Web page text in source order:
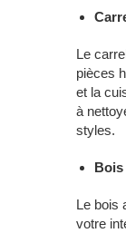
Le
pièces
et la
à
styles.
Bois
Le bois
votre